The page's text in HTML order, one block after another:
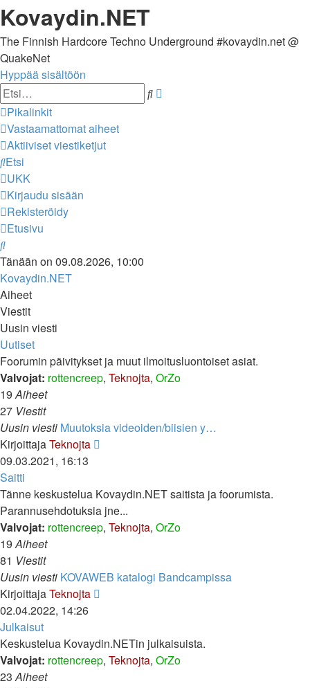
Kovaydin.NET
The Finnish Hardcore Techno Underground #kovaydin.net @
QuakeNet
Hyppää sisältöön
Etsi
Pikalinkit
Vastaamattomat aiheet
Aktiiviset viestiketjut
Etsi
UKK
Kirjaudu sisään
Rekisteröidy
Etusivu
Etsi
Tänään on 09.08.2026, 10:00
Kovaydin.NET
Aiheet
Viestit
Uusin viesti
Uutiset
Foorumin päivitykset ja muut ilmoitusluontoiset asiat.
Valvojat: rottencreep, Teknojta, OrZo
19Aiheet
27 Viestit
Uusin viesti Muutoksia videoiden/biisien y…
KirjoittajaTeknojta
09.03.2021, 16:13
Saitti
Tänne keskustelua Kovaydin.NET saitista ja foorumista.
Parannusehdotuksia jne...
Valvojat: rottencreep, Teknojta, OrZo
19Aiheet
81 Viestit
Uusin viesti KOVAWEB katalogi Bandcampissa
KirjoittajaTeknojta
02.04.2022, 14:26
Julkaisut
Keskustelua Kovaydin.NETin julkaisuista.
Valvojat: rottencreep, Teknojta, OrZo
23Aiheet